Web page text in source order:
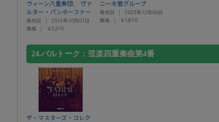
ウィーン八重奏団 、
ヴァ
ルター・パンホーファー
発売日
2014年10月01日
価格
￥2,515
ニー木管グループ
発売日
2023年12月06日
価格
￥1,870
24.バルトーク：弦楽四重奏曲第4番
ザ・マスターズ・コレク